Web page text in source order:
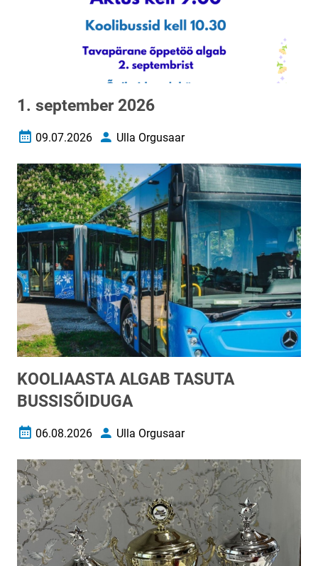
1. september 2026
Loomise kuupäev
09.07.2026 AutorUlla Orgusaar
KOOLIAASTA ALGAB TASUTA
BUSSISÕIDUGA
Loomise kuupäev
06.08.2026 AutorUlla Orgusaar